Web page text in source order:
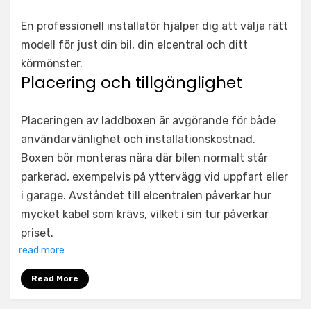
En professionell installatör hjälper dig att välja rätt
modell för just din bil, din elcentral och ditt
körmönster.
Placering och tillgänglighet
Placeringen av laddboxen är avgörande för både
användarvänlighet och installationskostnad.
Boxen bör monteras nära där bilen normalt står
parkerad, exempelvis på yttervägg vid uppfart eller
i garage. Avståndet till elcentralen påverkar hur
mycket kabel som krävs, vilket i sin tur påverkar
priset.
read more
Read More